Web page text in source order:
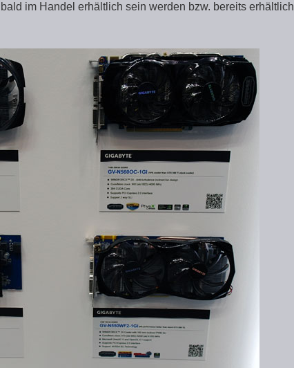
im Handel erhältlich sein werden bzw. bereits erhältlich